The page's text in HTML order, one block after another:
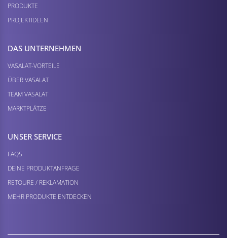
PRODUKTE
PROJEKTIDEEN
DAS UNTERNEHMEN
VASALAT-VORTEILE
ÜBER VASALAT
TEAM VASALAT
MARKTPLÄTZE
UNSER SERVICE
FAQS
DEINE PRODUKTANFRAGE
RETOURE / REKLAMATION
MEHR PRODUKTE ENTDECKEN